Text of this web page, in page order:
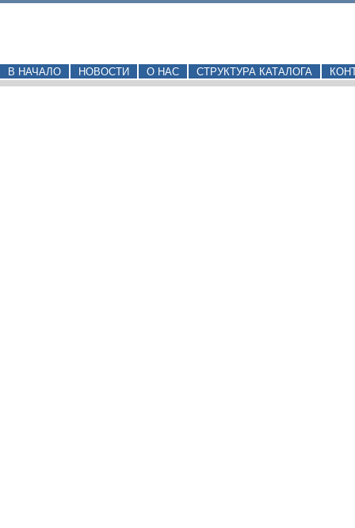
В НАЧАЛО НОВОСТИ О НАС СТРУКТУРА КАТАЛОГА